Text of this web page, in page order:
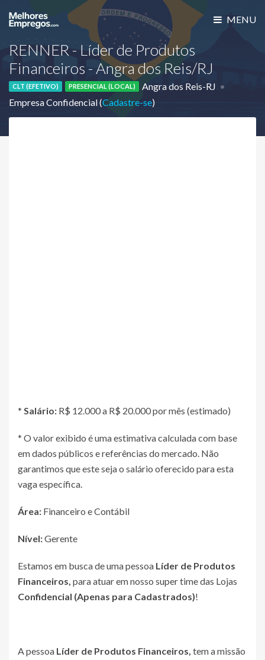
MENU
RENNER - Líder de Produtos
Financeiros - Angra dos Reis/RJ
CLT (EFETIVO) PRESENCIAL (LOCAL)
Angra dos Reis-RJ
Empresa Confidencial (Cadastre-se)
* Salário: R$ 12.000 a R$ 20.000 por mês (estimado)
* O valor exibido é uma estimativa calculada com base
em dados públicos e referências do mercado. Não
garantimos que este seja o salário oferecido para esta
vaga específica.
Área: Financeiro e Contábil
Nível:Gerente
Estamos em busca de uma pessoa Líder de Produtos
Financeiros, para atuar em nosso super time das Lojas
Confidencial (Apenas para Cadastrados)!
A pessoa Líder de Produtos Financeiros, tem a missão